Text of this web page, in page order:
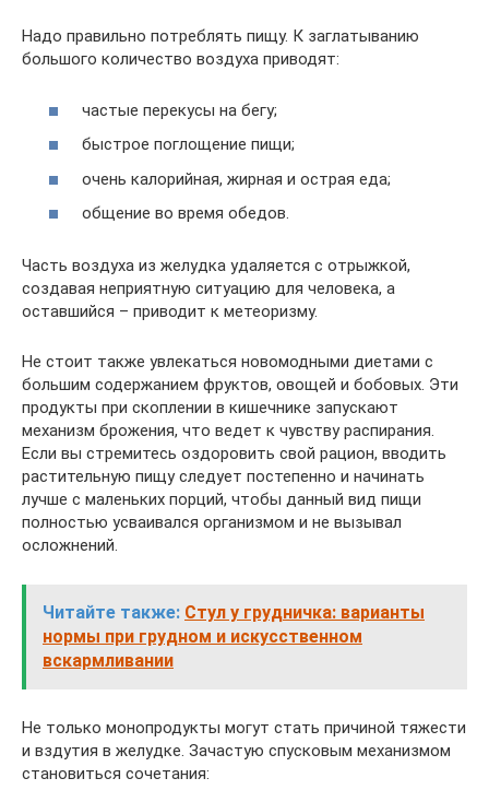
Надо правильно потреблять пищу. К заглатыванию
большого количество воздуха приводят:
частые перекусы на бегу;
быстрое поглощение пищи;
очень калорийная, жирная и острая еда;
общение во время обедов.
Часть воздуха из желудка удаляется с отрыжкой,
создавая неприятную ситуацию для человека, а
оставшийся – приводит к метеоризму.
Не стоит также увлекаться новомодными диетами с
большим содержанием фруктов, овощей и бобовых. Эти
продукты при скоплении в кишечнике запускают
механизм брожения, что ведет к чувству распирания.
Если вы стремитесь оздоровить свой рацион, вводить
растительную пищу следует постепенно и начинать
лучше с маленьких порций, чтобы данный вид пищи
полностью усваивался организмом и не вызывал
осложнений.
Читайте также: Стул у грудничка: варианты
нормы при грудном и искусственном
вскармливании
Не только монопродукты могут стать причиной тяжести
и вздутия в желудке. Зачастую спусковым механизмом
становиться сочетания: